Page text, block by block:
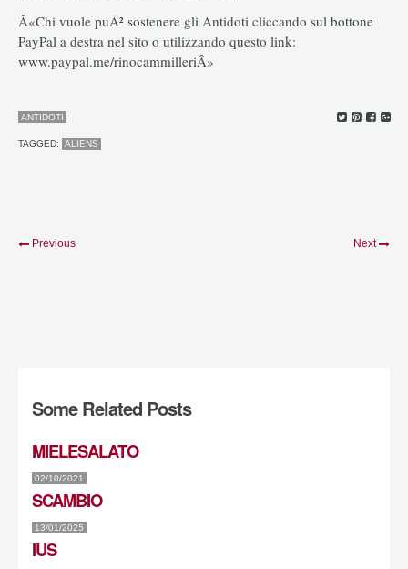
Â«Chi vuole puÃ² sostenere gli Antidoti cliccando sul bottone
PayPal a destra nel sito o utilizzando questo link:
www.paypal.me/rinocammilleriÂ»
ANTIDOTI
TAGGED: ALIENS
Previous Next
Some Related Posts
MIELESALATO
02/10/2021
SCAMBIO
13/01/2025
IUS